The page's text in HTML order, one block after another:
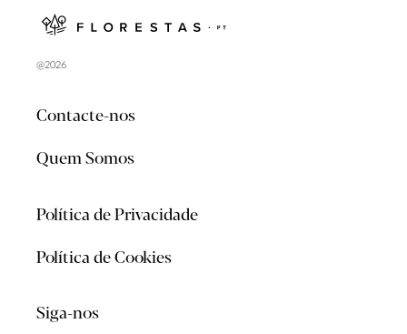
@2026
Contacte-nos
Quem Somos
Política de Privacidade
Política de Cookies
Siga-nos